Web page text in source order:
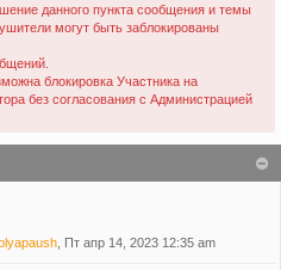
данного пункта сообщения и темы
могут быть заблокированы
блокировка Участника на
без согласования с Администрацией
, Пт апр 14, 2023 12:35 am